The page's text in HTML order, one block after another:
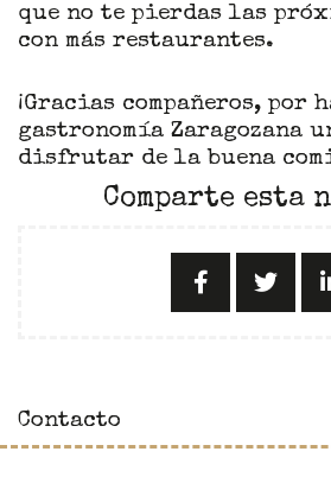
que no te pierdas las
con más restaurantes.
¡Gracias compañeros, por
gastronomía Zaragozana
disfrutar de la buena
Comparte esta
Contacto